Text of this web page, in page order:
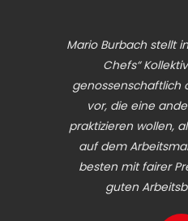
Mario Burbach stellt
Chefs“
genossenschaftlich
vor, die eine
praktizieren wollen,
auf dem
besten mit fairer
guten